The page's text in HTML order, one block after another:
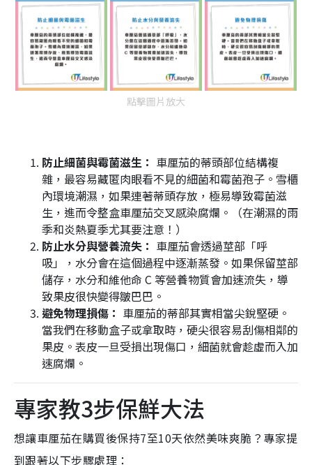
點擊圖片放大
防止細菌與霉菌滋生： 車厘茄的蒂頭部位結構複
雜，最容易藏匿肉眼看不見的細菌和霉菌孢子。雪櫃
內環境潮濕，如果連著蒂頭存放，極易導致霉菌滋
生，進而令整盒車厘茄交叉感染腐爛。（在潮濕的雨
季和炎熱夏季尤其要注意！）
防止水分與營養流失： 車厘茄會透過莖部「呼
吸」，水分會在這個過程中逐漸蒸發。如果保留莖部
儲存，水分和維他命 C 等營養物質會加速流失，導
致果皮很快變得皺巴巴。
避免物理損傷： 車厘茄的蒂部其實相當尖銳堅硬。
當我們在移動盒子或拿取時，硬尖很容易刮傷相鄰的
果皮。表皮一旦受損出現傷口，細菌就會趁虛而入加
速腐爛。
專家教3步保鮮大法
想讓車厘茄在購買後保持7至10天依然美味爽脆？專家提
到跟著以下步驟處理：